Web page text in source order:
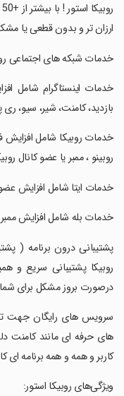
ارزان تر و بدون قطعی یا
‏‏خدمات شبکه های اجتماعی
‏‏خدمات اینستاگرام شامل
بازدید، کامنت، شیر، سیو،
‏‏‏‏خدمات روبیکا شامل افزایش
روبینو ، ممبر یا عضو کانال
‏‏‏‏‏‏خدمات ایتا شامل افزایش
‏‏‏‏‏‏خدمات بله شامل افزایش
‏‏‏‏‏‏پشتیبانی درون برنامه (
روبیکا پشتیبانی سریع و
درصورت بروز مشکل برای
‏‏‏‏‏‏سرویس های رایگان جهت
های حرفه ای مانند کامنت
کاربر و همه و همه برنامه ای
‏‏‏‏‏‏ویژگی‌های روبیکا استور: